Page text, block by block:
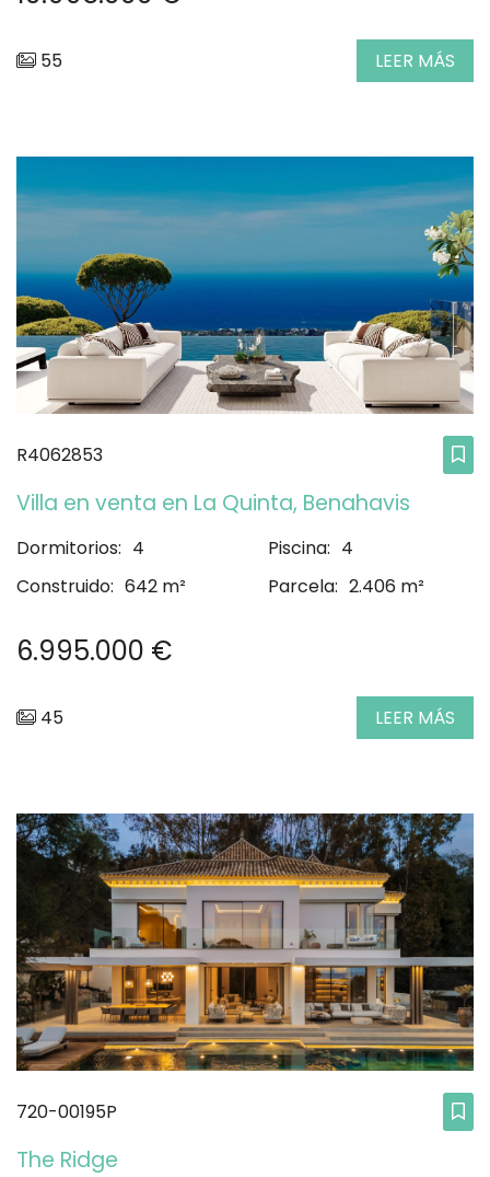
55 LEER MÁS
R4062853
Villa en venta en La Quinta, Benahavis
Dormitorios: 4 Piscina: 4
Construido: 642 m² Parcela: 2.406 m²
6.995.000 €
45 LEER MÁS
720-00195P
The Ridge